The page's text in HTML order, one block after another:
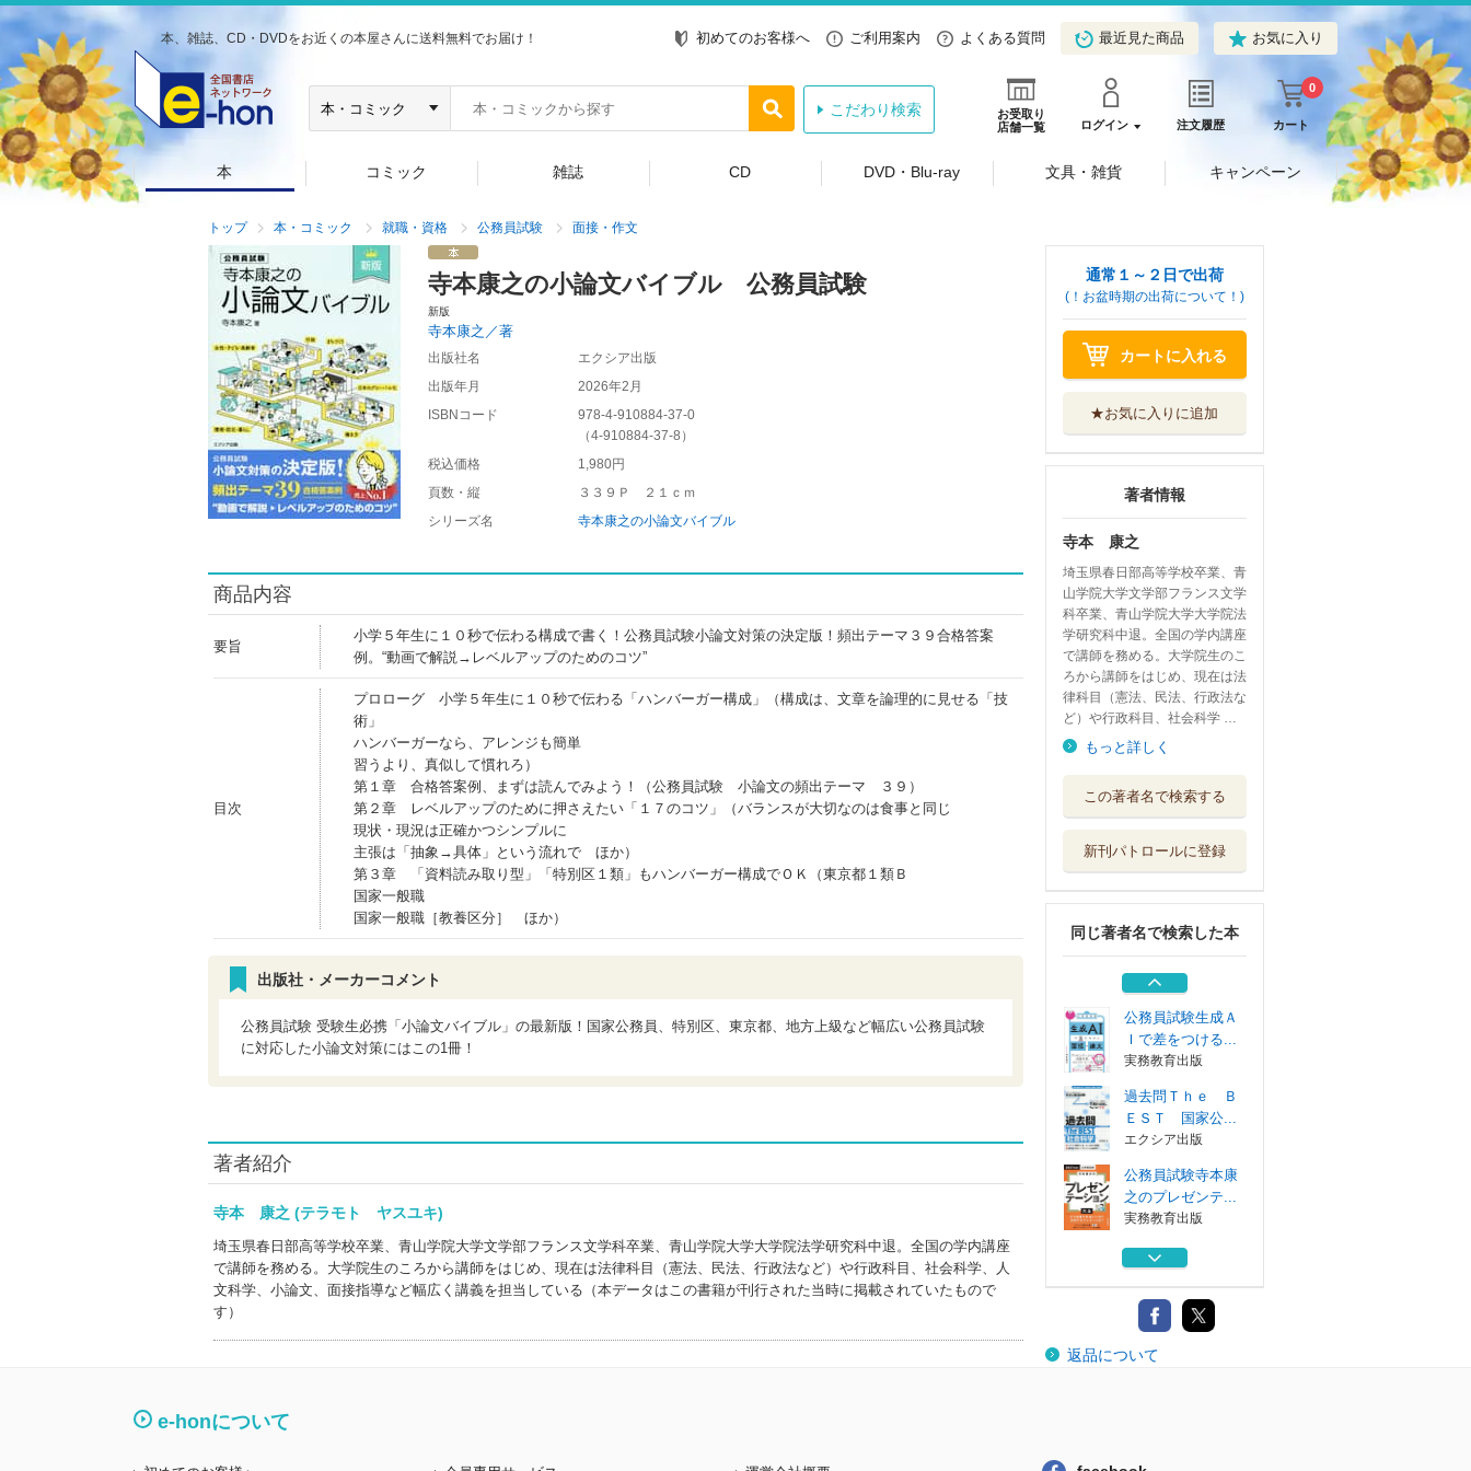
本、雑誌、CD・DVDをお近くの本屋さんに送料無料でお届け！ 初めてのお客様へ ご利用案内 よくある質問 最近見た商品 お気に入り
お受取り
店舗一覧
ログイン 注文履歴 カート
0
こだわり検索
本 コミック 雑誌 CD DVD・Blu-ray 文具・雑貨 キャンペーン
トップ 本・コミック 就職・資格 公務員試験 面接・作文
寺本康之の小論文バイブル 公務員試験
新版
寺本康之／著
出版社名
エクシア出版
出版年月
2026年2月
ISBNコード
978-4-910884-37-0
（4-910884-37-8 ）
税込価格
1,980円
頁数・縦
３３９Ｐ ２１ｃｍ
シリーズ名
寺本康之の小論文バイブル
商品内容
要旨
小学５年生に１０秒で伝わる構成で書く！公務員試験小論文対策の決定版！頻出テーマ３９合格答案
例。“動画で解説→レベルアップのためのコツ”
目次
プロローグ 小学５年生に１０秒で伝わる「ハンバーガー構成」（構成は、文章を論理的に見せる「技
術」
ハンバーガーなら、アレンジも簡単
習うより、真似して慣れろ）
第１章 合格答案例、まずは読んでみよう！（公務員試験 小論文の頻出テーマ ３９）
第２章 レベルアップのために押さえたい「１７のコツ」（バランスが大切なのは食事と同じ
現状・現況は正確かつシンプルに
主張は「抽象→具体」という流れで ほか）
第３章 「資料読み取り型」「特別区１類」もハンバーガー構成でＯＫ（東京都１類Ｂ
国家一般職
国家一般職［教養区分］ ほか）
出版社・メーカーコメント
公務員試験 受験生必携「小論文バイブル」の最新版！国家公務員、特別区、東京都、地方上級など幅広い公務員試験
に対応した小論文対策にはこの1冊！
著者紹介
寺本 康之 (テラモト ヤスユキ)
埼玉県春日部高等学校卒業、青山学院大学文学部フランス文学科卒業、青山学院大学大学院法学研究科中退。全国の学内講座
で講師を務める。大学院生のころから講師をはじめ、現在は法律科目（憲法、民法、行政法など）や行政科目、社会科学、人
文科学、小論文、面接指導など幅広く講義を担当している（本データはこの書籍が刊行された当時に掲載されていたもので
す）
通常１～２日で出荷
(！お盆時期の出荷について！)
カートに入れる
★お気に入りに追加
著者情報
寺本 康之
埼玉県春日部高等学校卒業、青
山学院大学文学部フランス文学
科卒業、青山学院大学大学院法
学研究科中退。全国の学内講座
で講師を務める。大学院生のこ
ろから講師をはじめ、現在は法
律科目（憲法、民法、行政法な
ど）や行政科目、社会科学 …
もっと詳しく
この著者名で検索する
新刊パトロールに登録
同じ著者名で検索した本
之のプレゼンテ...
公務員試験寺本康
実務教育出版
地方公務員寺本康
之の超約ゼミ大...
実務教育出版
公務員試験生成Ａ
Ｉで差をつける...
実務教育出版
過去問Ｔｈｅ Ｂ
ＥＳＴ 国家公...
エクシア出版
公務員試験寺本康
之のプレゼンテ...
実務教育出版
公務員試験寺本康
実務教育出版
地方公務員寺本康
之の超約ゼミ大...
返品について
e-honについて